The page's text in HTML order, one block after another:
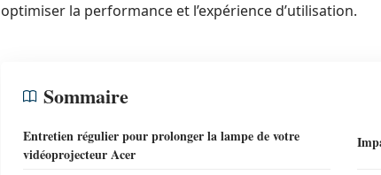
optimiser la performance et l’expérience d’utilisation.
Sommaire
Entretien régulier pour prolonger la lampe de votre
vidéoprojecteur Acer